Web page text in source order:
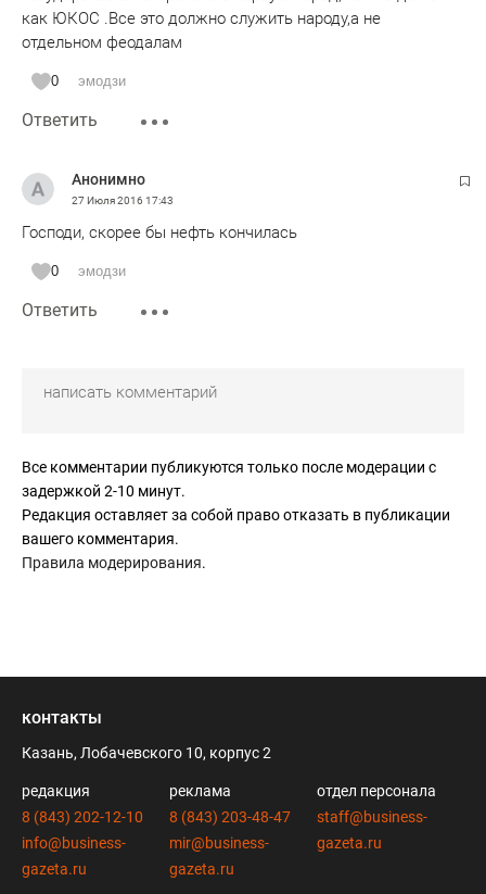
как ЮКОС .Все это должно служить народу,а не
отдельном феодалам
0 эмодзи
Ответить
Анонимно
27 Июля 2016 17:43
Господи, скорее бы нефть кончилась
0 эмодзи
Ответить
Все комментарии публикуются только после модерации с
задержкой 2-10 минут.
Редакция оставляет за собой право отказать в публикации
вашего комментария.
Правила модерирования.
контакты
Казань, Лобачевского 10, корпус 2
редакция
8 (843) 202-12-10
info@business-
gazeta.ru
реклама
8 (843) 203-48-47
mir@business-
gazeta.ru
отдел персонала
staff@business-
gazeta.ru